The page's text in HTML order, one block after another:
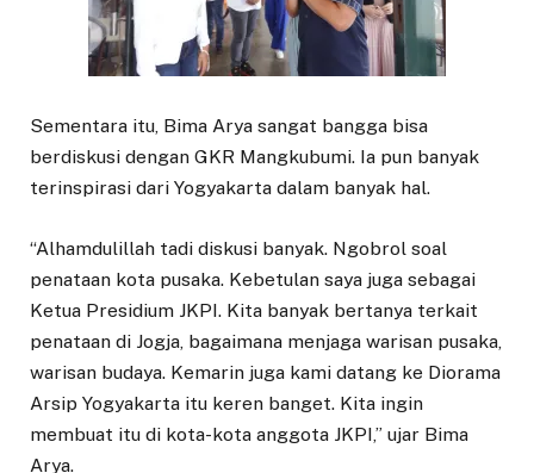
Sementara itu, Bima Arya sangat bangga bisa
berdiskusi dengan GKR Mangkubumi. Ia pun banyak
terinspirasi dari Yogyakarta dalam banyak hal.
“Alhamdulillah tadi diskusi banyak. Ngobrol soal
penataan kota pusaka. Kebetulan saya juga sebagai
Ketua Presidium JKPI. Kita banyak bertanya terkait
penataan di Jogja, bagaimana menjaga warisan pusaka,
warisan budaya. Kemarin juga kami datang ke Diorama
Arsip Yogyakarta itu keren banget. Kita ingin
membuat itu di kota-kota anggota JKPI,” ujar Bima
Arya.